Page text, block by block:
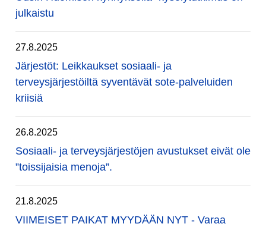
julkaistu
27.8.2025
Järjestöt: Leikkaukset sosiaali- ja
terveysjärjestöiltä syventävät sote-palveluiden
kriisiä
26.8.2025
Sosiaali- ja terveysjärjestöjen avustukset eivät ole
”toissijaisia menoja”.
21.8.2025
VIIMEISET PAIKAT MYYDÄÄN NYT - Varaa